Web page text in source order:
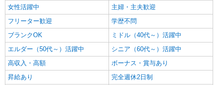
女性活躍中
主婦・主夫歓迎
フリーター歓迎
学歴不問
ブランクOK
ミドル（40代～）活躍中
エルダー（50代～）活躍中
シニア（60代～）活躍中
高収入・高額
ボーナス・賞与あり
昇給あり
完全週休2日制